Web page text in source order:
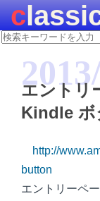
エントリ
Kindle ボ
http://
button
エントリーペ